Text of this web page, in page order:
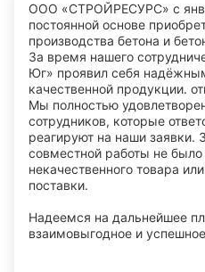
ООО «СТРОЙРЕСУРС» с
постоянной основе
производства бетона и
За время нашего
Юг» проявил себя
качественной продукции.
Мы полностью
сотрудников, которые
реагируют на наши заявки.
совместной работы не было
некачественного товара
поставки.
Надеемся на дальнейшее
взаимовыгодное и